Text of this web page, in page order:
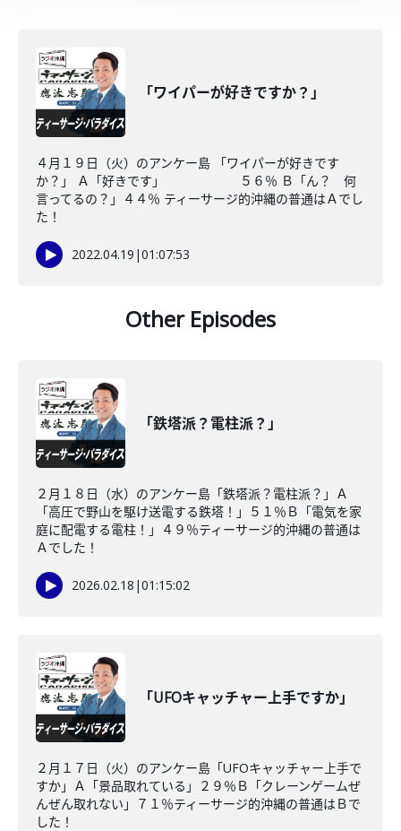
「ワイパーが好きですか？」
４月１９日（火）のアンケー島 「ワイパーが好きです
か？」 Ａ「好きです」 ５６％ Ｂ「ん？ 何
言ってるの？」４４％ ティーサージ的沖縄の普通はＡでし
た！
2022.04.19 |01:07:53
Other Episodes
「鉄塔派？電柱派？」
２月１８日（水）のアンケー島「鉄塔派？電柱派？」Ａ
「高圧で野山を駆け送電する鉄塔！」５１％Ｂ「電気を家
庭に配電する電柱！」４９％ティーサージ的沖縄の普通は
Ａでした！
2026.02.18 |01:15:02
「UFOキャッチャー上手ですか」
２月１７日（火）のアンケー島「UFOキャッチャー上手で
すか」Ａ「景品取れている」２９％Ｂ「クレーンゲームぜ
んぜん取れない」７１％ティーサージ的沖縄の普通はＢで
した！